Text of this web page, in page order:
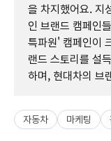
을 차지했어요. 지
인 브랜드 캠페인
특파원' 캠페인이
랜드 스토리를 설
하며, 현대차의 브
자동차 마케팅